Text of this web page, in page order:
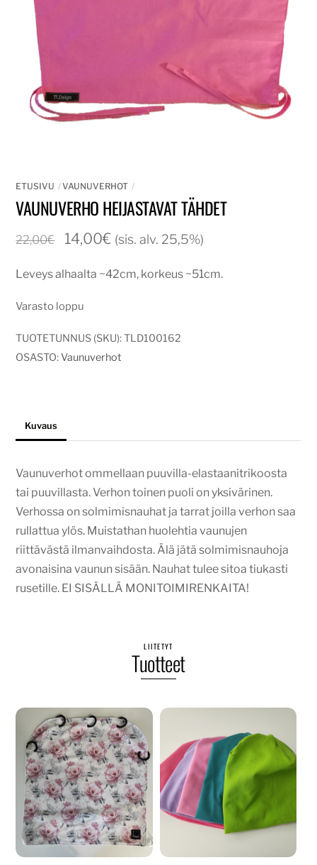
ETUSIVU VAUNUVERHOT
VAUNUVERHO HEIJASTAVAT TÄHDET
22,00€
Alkuperäinen
oli:
14,00€Nykyinen
on:
(sis. alv. 25,5%)
Leveys alhaalta ~42cm, korkeus ~51cm.
Varasto loppu
TUOTETUNNUS (SKU):TLD100162
OSASTO:Vaunuverhot
Kuvaus
Vaunuverhot ommellaan puuvilla-elastaanitrikoosta
tai puuvillasta. Verhon toinen puoli on yksivärinen.
Verhossa on solmimisnauhat ja tarrat joilla verhon saa
rullattua ylös. Muistathan huolehtia vaunujen
riittävästä ilmanvaihdosta. Älä jätä solmimisnauhoja
avonaisina vaunun sisään. Nauhat tulee sitoa tiukasti
rusetille. EI SISÄLLÄ MONITOIMIRENKAITA!
LIITETYT
Tuotteet